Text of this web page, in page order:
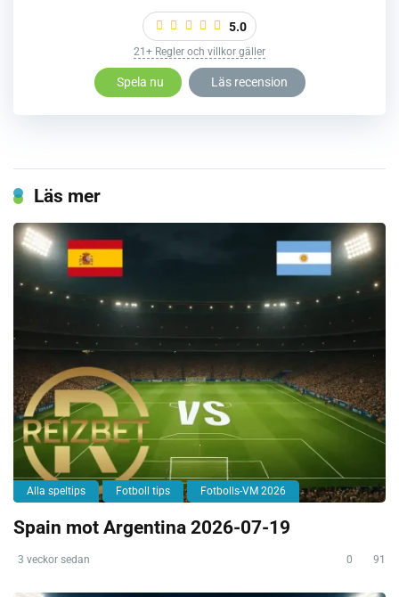
5.0
21+ Regler och villkor gäller
Spela nu Läs recension
Läs mer
Alla speltips Fotboll tips Fotbolls-VM 2026
Spain mot Argentina 2026-07-19
3 veckor sedan 0 91